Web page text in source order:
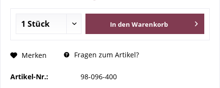
In den Warenkorb
Merken Fragen zum Artikel?
Artikel-Nr.: 98-096-400